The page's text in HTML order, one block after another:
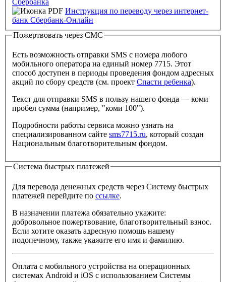
Инструкция по переводу через интернет-
банк Сбербанк-Онлайн
Пожертвовать через СМС
Есть возможность отправки SMS с номера любого
мобильного оператора на единый номер 7715. Этот
способ доступен в периоды проведения фондом адресных
акций по сбору средств (см. проект Спасти ребенка).
Текст для отправки SMS в пользу нашего фонда — коми
пробел сумма (например, "коми 100").
Подробности работы сервиса можно узнать на
специализированном сайте sms7715.ru, который создан
Национальным благотворительным фондом.
Система быстрых платежей
Для перевода денежных средств через Систему быстрых
платежей перейдите по ссылке.
В назначении платежа обязательно укажите:
добровольное пожертвование, благотворительный взнос.
Если хотите оказать адресную помощь нашему
подопечному, также укажите его имя и фамилию.
Оплата с мобильного устройства на операционных
системах Android и iOS с использованием Системы